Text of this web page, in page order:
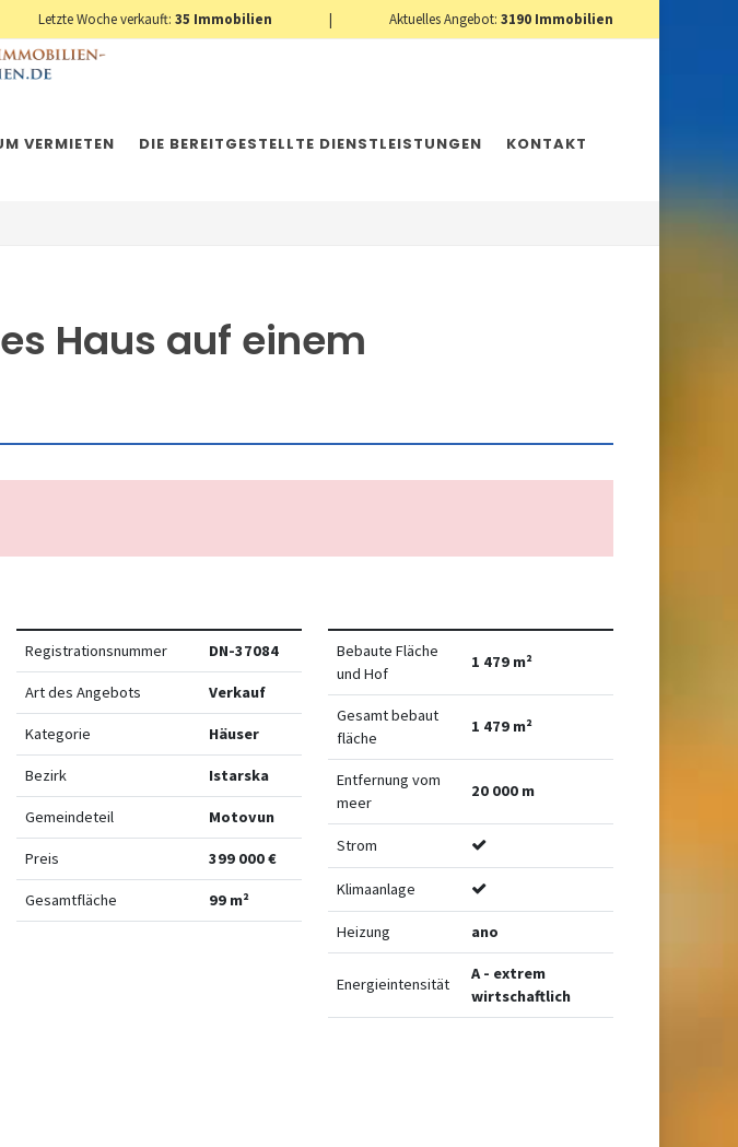
Letzte Woche verkauft: 35 Immobilien | Aktuelles Angebot: 3190 Immobilien
VERMIETEN DIE BEREITGESTELLTE DIENSTLEISTUNGEN KONTAKT
Haus auf einem
Registrationsnummer DN-37084
Art des Angebots Verkauf
Kategorie Häuser
Bezirk Istarska
Gemeindeteil Motovun
Preis 399 000 €
Gesamtfläche 99 m²
Bebaute Fläche
und Hof
1 479 m²
Gesamt bebaut
fläche
1 479 m²
Entfernung vom
meer
20 000 m
Strom
Klimaanlage
Heizung ano
Energieintensität
A - extrem
wirtschaftlich